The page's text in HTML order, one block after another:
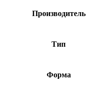
Производитель
Тип
Форма